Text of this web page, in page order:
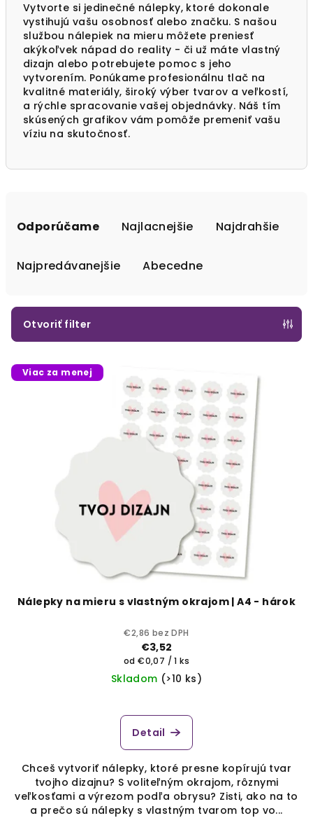
Vytvorte si jedinečné nálepky, ktoré dokonale
vystihujú vašu osobnosť alebo značku. S našou
službou nálepiek na mieru môžete preniesť
akýkoľvek nápad do reality - či už máte vlastný
dizajn alebo potrebujete pomoc s jeho
vytvorením. Ponúkame profesionálnu tlač na
kvalitné materiály, široký výber tvarov a veľkostí,
a rýchle spracovanie vašej objednávky. Náš tím
skúsených grafikov vám pomôže premeniť vašu
víziu na skutočnosť.
p
r
o
Odporúčame Najlacnejšie Najdrahšie
Najpredávanejšie Abecedne
Otvoriť filter
V
ý Viac za menej
Nálepky na mieru s vlastným okrajom | A4 - hárok
€2,86 bez DPH
€3,52
Jednotková
cena:
od €0,07 / 1 ks
Skladom (>10 ks)
Detail
Chceš vytvoriť nálepky, ktoré presne kopírujú tvar
tvojho dizajnu? S voliteľným okrajom, rôznymi
veľkosťami a výrezom podľa obrysu? Zisti, ako na to
a prečo sú nálepky s vlastným tvarom top vo...